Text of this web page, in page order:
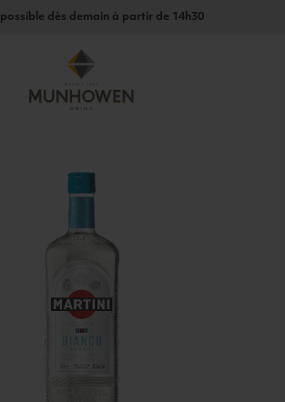
possible dès demain à partir de 14h30